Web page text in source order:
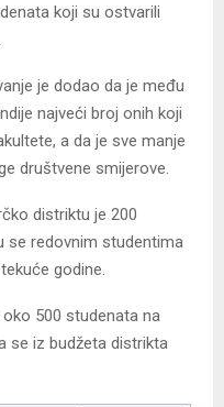
koji su ostvarili
je dodao da je među
najveći broj onih koji
a da je sve manje
društvene smijerove.
distriktu je 200
se redovnim studentima
godine.
500 studenata na
se iz budžeta distrikta